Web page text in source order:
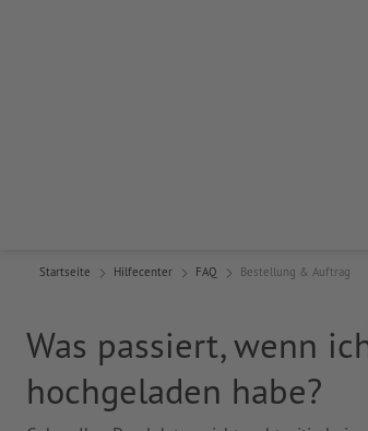
Startseite Hilfecenter FAQ Bestellung & Auftrag
Was passiert, wenn
hochgeladen habe?